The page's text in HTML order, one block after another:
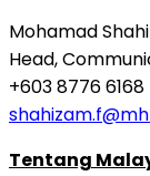
Mohamad
Head,
+603 8776 6168
Tentang